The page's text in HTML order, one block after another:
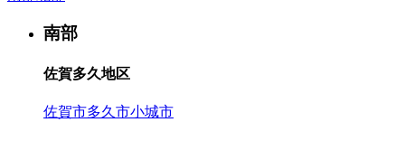
南部
佐賀多久地区
佐賀市多久市小城市